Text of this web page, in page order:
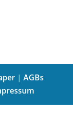
| AGBs